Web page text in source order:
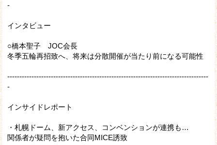
-
インタビュー
○橋本聖子 JOC会長
冬季五輪再招致へ、将来は分散開催が当たり前になる可能性
-----------------------------------------------------------------------------------
-
インサイドレポート
・札幌ドーム、新アクセス、コンベンションが連携も…
関係者が疑問を抱いた合同MICE誘致